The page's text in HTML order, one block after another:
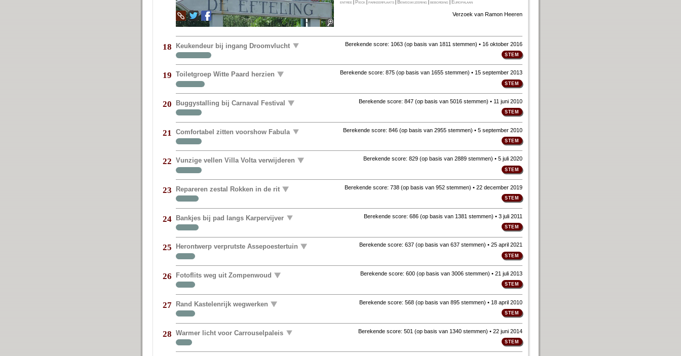
entree| Pieck| parkeerplaats| Bewegwijzering| bebording| Europalaan
Verzoek van Ramon Heeren
18 Keukendeur bij ingang Droomvlucht Berekende score: 1063(op basis van 1811 stemmen) • 16 oktober 2016
19 Toiletgroep Witte Paard herzien Berekende score: 875(op basis van 1655 stemmen) • 15 september 2013
20 Buggystalling bij Carnaval Festival Berekende score: 847(op basis van 5016 stemmen) • 11 juni 2010
21 Comfortabel zitten voorshow Fabula Berekende score: 846(op basis van 2955 stemmen) • 5 september 2010
22 Vunzige vellen Villa Volta verwijderen Berekende score: 829(op basis van 2889 stemmen) • 5 juli 2020
23 Repareren zestal Rokken in de rit Berekende score: 738(op basis van 952 stemmen) • 22 december 2019
24 Bankjes bij pad langs Karpervijver Berekende score: 686(op basis van 1381 stemmen) • 3 juli 2011
25 Herontwerp verprutste Assepoestertuin Berekende score: 637(op basis van 637 stemmen) • 25 april 2021
26 Fotoflits weg uit Zompenwoud Berekende score: 600(op basis van 3006 stemmen) • 21 juli 2013
27 Rand Kastelenrijk wegwerken Berekende score: 568(op basis van 895 stemmen) • 18 april 2010
28 Warmer licht voor Carrouselpaleis Berekende score: 501 (op basis van 1340 stemmen) • 22 juni 2014